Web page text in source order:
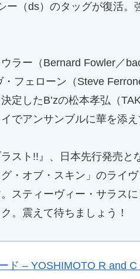
ー（ds）のタッグが復活。
ラー（Bernard Fowler／
フェローン（Steve
定したB’zの松本孝弘（
アンサンブルに華を添え
スト!!』、日本先行発売と
・オブ・スキン」のライ
スティーヴィー・サラス
。震えて待ちましょう！
ド – YOSHIMOTO R and C